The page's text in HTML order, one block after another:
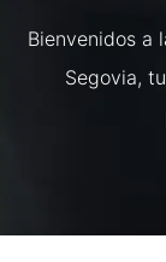
Bienvenidos a
Segovia,